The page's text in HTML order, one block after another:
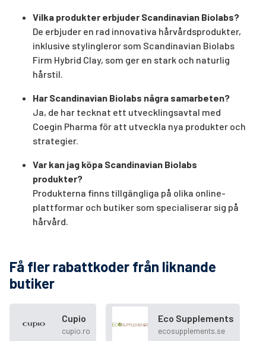
Vilka produkter erbjuder Scandinavian Biolabs?
De erbjuder en rad innovativa hårvårdsprodukter,
inklusive stylingleror som Scandinavian Biolabs
Firm Hybrid Clay, som ger en stark och naturlig
hårstil.
Har Scandinavian Biolabs några samarbeten?
Ja, de har tecknat ett utvecklingsavtal med
Coegin Pharma för att utveckla nya produkter och
strategier.
Var kan jag köpa Scandinavian Biolabs
produkter?
Produkterna finns tillgängliga på olika online-
plattformar och butiker som specialiserar sig på
hårvård.
Få fler rabattkoder från liknande
butiker
Cupio
cupio.ro
Eco Supplements
ecosupplements.se